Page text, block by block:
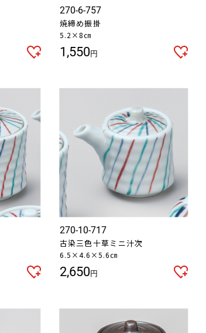
270-6-757
焼締め振掛
5.2×8㎝
1,550円
270-10-717
古染三色十草ミニ汁次
6.5×4.6×5.6㎝
2,650円